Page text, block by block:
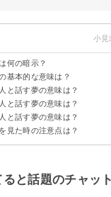
何の暗示？
基本的な意味は？
示
まる
と話す夢の意味は？
夢【吉夢】
【吉夢】
夢【吉夢】
夢【吉夢】
夢【吉夢】
夢【吉夢】
す夢【警告夢】
と話す夢の意味は？
話す夢【警告夢】
と話す夢【吉夢】
話す夢【吉夢】
す夢【吉夢】
ってもらう夢【警告夢】
と話す夢の意味は？
楽しい夢【吉夢】
泣く夢【吉夢】
悲しい夢【凶夢】
退屈な夢【凶夢】
怒られる夢【警告夢】
見た時の注意点は？
人に話す
と話題のチャッ